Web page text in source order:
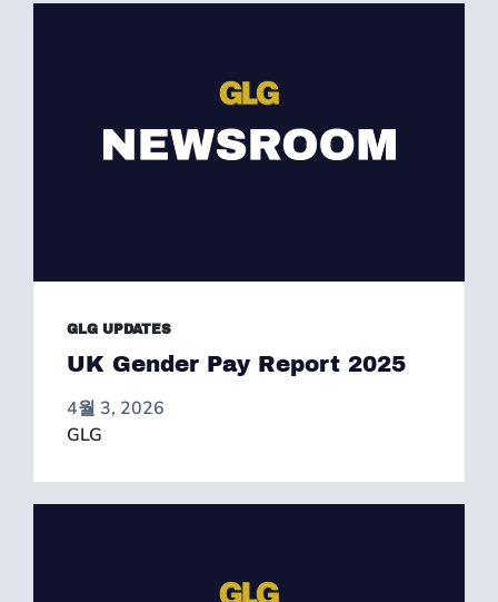
GLG UPDATES
UK Gender Pay Report 2025
4월 3, 2026
GLG